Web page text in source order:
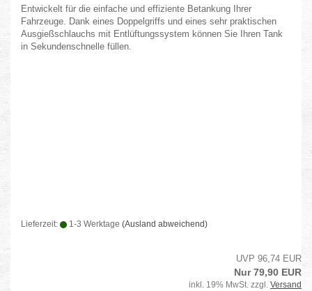
Entwickelt für die einfache und effiziente Betankung Ihrer
Fahrzeuge. Dank eines Doppelgriffs und eines sehr praktischen
Ausgießschlauchs mit Entlüftungssystem können Sie Ihren Tank
in Sekundenschnelle füllen.
Lieferzeit: 1-3 Werktage (Ausland abweichend)
UVP 96,74 EUR
Nur 79,90 EUR
inkl. 19% MwSt. zzgl. Versand